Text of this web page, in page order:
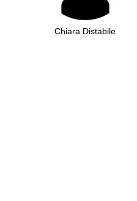
Chiara Distabile